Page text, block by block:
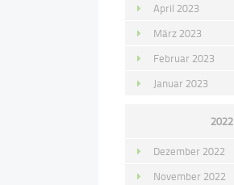
April 2023
März 2023
Februar 2023
Januar 2023
2022
Dezember 2022
November 2022